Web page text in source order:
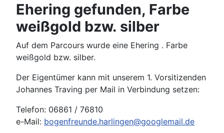
Ehering gefunden, Farbe
weißgold bzw. silber
Auf dem Parcours wurde eine Ehering . Farbe
weißgold bzw. silber.
Der Eigentümer kann mit unserem 1. Vorsitizenden
Johannes Traving per Mail in Verbindung setzen:
Telefon: 06861 / 76810
e-Mail: bogenfreunde.harlingen@googlemail.de